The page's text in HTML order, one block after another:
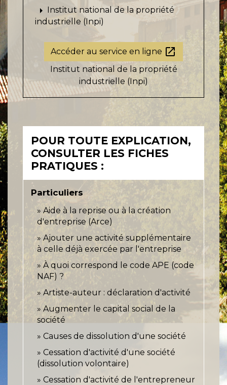
arrow_right Institut national de la propriété
industrielle (Inpi)
Accéder au service en ligne open_in_new
Institut national de la propriété
industrielle (Inpi)
POUR TOUTE EXPLICATION,
CONSULTER LES FICHES
PRATIQUES :
Particuliers
Aide à la reprise ou à la création
d'entreprise (Arce)
Ajouter une activité supplémentaire
à celle déjà exercée par l'entreprise
À quoi correspond le code APE (code
NAF) ?
Artiste-auteur : déclaration d'activité
Augmenter le capital social de la
société
Causes de dissolution d'une société
Cessation d'activité d'une société
(dissolution volontaire)
Cessation d'activité de l'entrepreneur